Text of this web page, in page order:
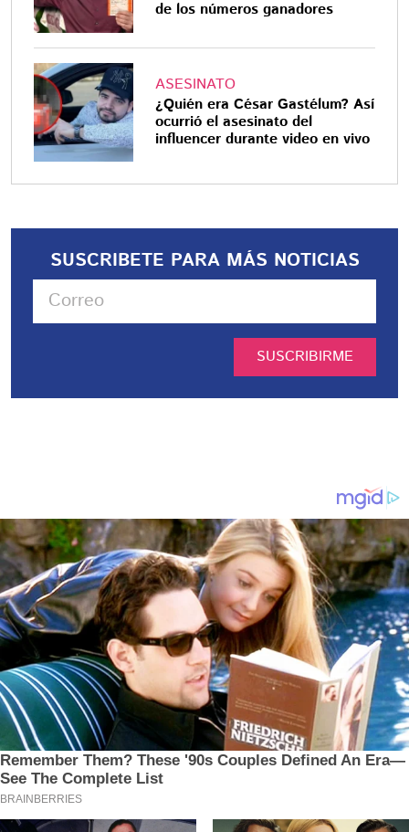
de los números ganadores
ASESINATO
¿Quién era César Gastélum? Así
ocurrió el asesinato del
influencer durante video en vivo
SUSCRIBETE PARA MÁS NOTICIAS
SUSCRIBIRME